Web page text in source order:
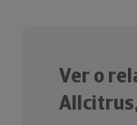
Ver o